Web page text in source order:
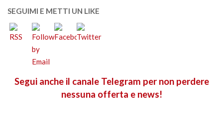
SEGUIMI E METTI UN LIKE
Segui anche il canale Telegram per non perdere
nessuna offerta e news!